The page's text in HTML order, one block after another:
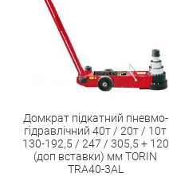
Домкрат підкатний пневмо-
гідравлічний 40т / 20т / 10т
130-192,5 / 247 / 305,5 + 120
(доп вставки) мм TORIN
TRA40-3AL